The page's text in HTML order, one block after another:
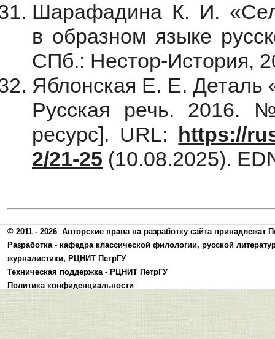
Шарафадина К. И.
в образном языке
СПб.: Нестор-История,
Яблонская Е. Е. Деталь
Русская речь. 2016.
ресурс]. URL:
https://
2/21-25 (10.08.2025).
© 2011 - 2026 Авторские права на разработку сайта принадлежат
Разработка - кафедра классической филологии, русской
журналистики, РЦНИТ ПетрГУ
Техническая поддержка - РЦНИТ ПетрГУ
Политика конфиденциальности